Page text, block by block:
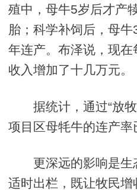
殖中，母牛5岁后才产
胎；科学补饲后，母
年连产。布泽说，现在
收入增加了十几万元。
据统计，通过“放牧
项目区母牦牛的连产率
更深远的影响是生
适时出栏，既让牧民